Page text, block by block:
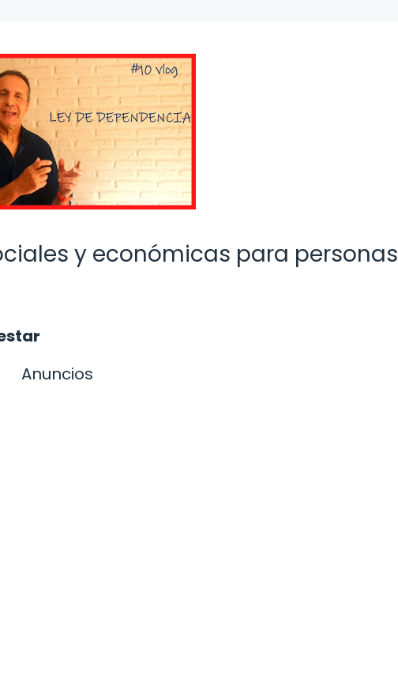
y económicas para personas
Anuncios